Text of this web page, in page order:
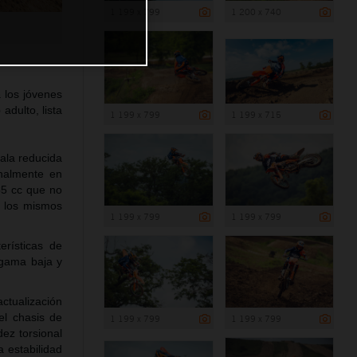
jóvenes
adulto, lista
reducida
en
cc que no
mismos
de
baja y
chasis de
torsional
estabilidad